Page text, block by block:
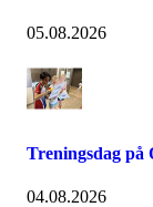
05.08.2026
Treningsdag på
04.08.2026